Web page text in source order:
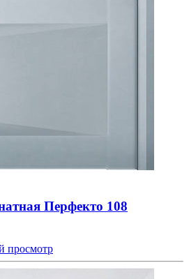
Перфекто 108
просмотр